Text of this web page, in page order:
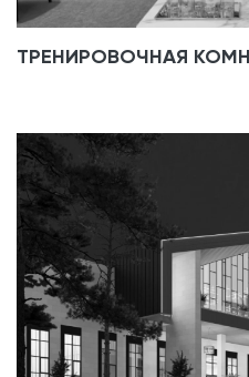
ТРЕНИРОВОЧНАЯ